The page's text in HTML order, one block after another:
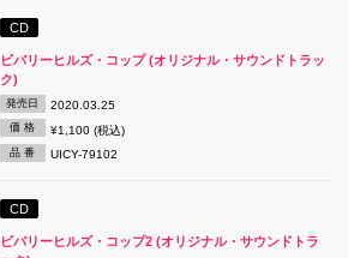
CD
ビバリーヒルズ・コップ (オリジナル・サウンドトラッ
ク)
発売日 2020.03.25
価 格 ¥1,100 (税込)
品 番 UICY-79102
CD
ビバリーヒルズ・コップ2 (オリジナル・サウンドトラ